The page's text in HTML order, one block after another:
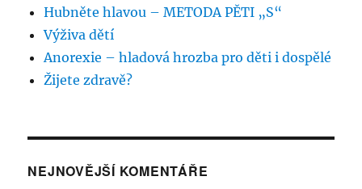
Hubněte hlavou – METODA PĚTI „S“
Výživa dětí
Anorexie – hladová hrozba pro děti i dospělé
Žijete zdravě?
NEJNOVĚJŠÍ KOMENTÁŘE